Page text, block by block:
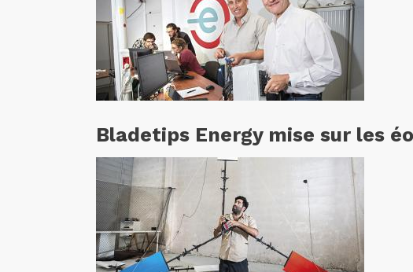
Bladetips Energy mise sur les